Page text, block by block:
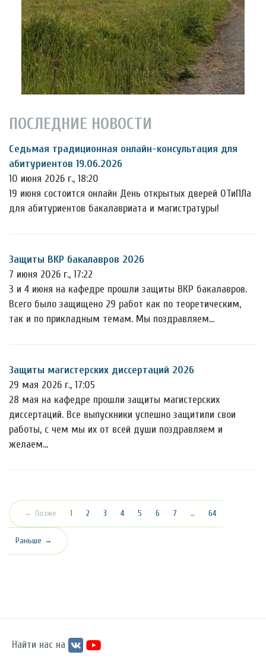
ПОСЛЕДНИЕ НОВОСТИ
Седьмая традиционная онлайн-консультация для
абитуриентов 19.06.2026
10 июня 2026 г., 18:20
19 июня состоится онлайн День открытых дверей ОТиПЛа
для абитуриентов бакалавриата и магистратуры!
Защиты ВКР бакалавров 2026
7 июня 2026 г., 17:22
3 и 4 июня на кафедре прошли защиты ВКР бакалавров.
Всего было защищено 29 работ как по теоретическим,
так и по прикладным темам. Мы поздравляем…
Защиты магистерских диссертаций 2026
29 мая 2026 г., 17:05
28 мая на кафедре прошли защиты магистерских
диссертаций. Все выпускники успешно защитили свои
работы, с чем мы их от всей души поздравляем и
желаем…
← Позже 1 (текущая)
2 3 4 5 6 7 … 64
Раньше →
Найти нас на